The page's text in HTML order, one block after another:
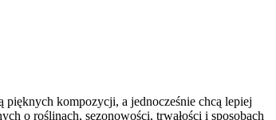
kompozycji, a jednocześnie chcą lepiej
o roślinach, sezonowości, trwałości i sposobach